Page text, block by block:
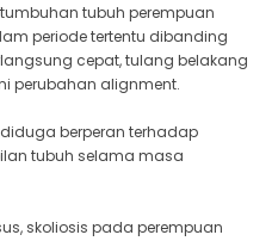
tubuh perempuan
periode tertentu dibanding
cepat, tulang belakang
perubahan alignment.
berperan terhadap
tubuh selama masa
skoliosis pada perempuan